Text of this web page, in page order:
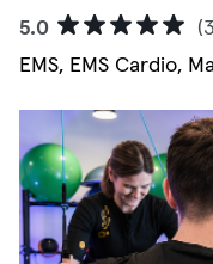
5.0
EMS, EMS Cardio,